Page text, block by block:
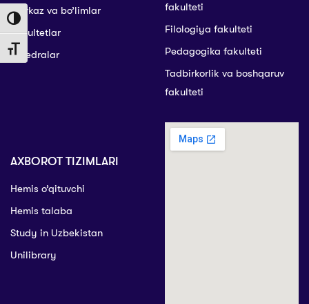
Toggle High Contrast
Toggle Font size
Markaz va bo’limlar
Fakultetlar
Kafedralar
fakulteti
Filologiya fakulteti
Pedagogika fakulteti
Tadbirkorlik va boshqaruv
fakulteti
AXBOROT TIZIMLARI
Hemis o’qituvchi
Hemis talaba
Study in Uzbekistan
Unilibrary